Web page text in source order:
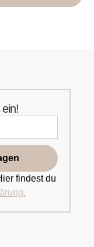
findest du